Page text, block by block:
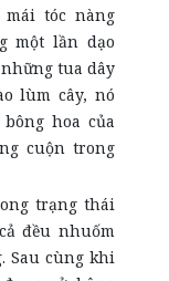
tóc nàng
một lần dạo
tua dây
lùm cây, nó
hoa của
cuộn trong
trạng thái
đều nhuốm
Sau cùng khi